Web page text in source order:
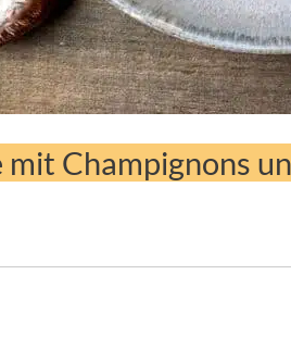
mit Champignons